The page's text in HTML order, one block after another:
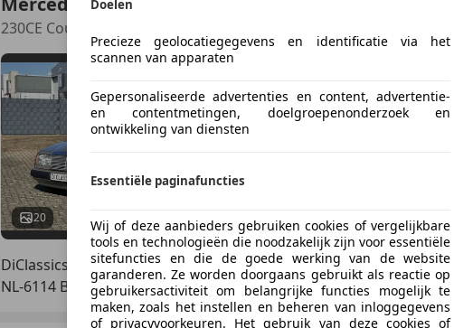
230CE Coupe W124 1988!!
20 01/1988 155.254 km
DiClassics
NL-6114 BZ SUSTEREN
Doelen
Precieze geolocatiegegevens en identificatie via het
scannen van apparaten
Gepersonaliseerde advertenties en content, advertentie-
en contentmetingen, doelgroepenonderzoek en
ontwikkeling van diensten
Essentiële paginafuncties
Wij of deze aanbieders gebruiken cookies of vergelijkbare
tools en technologieën die noodzakelijk zijn voor essentiële
sitefuncties en die de goede werking van de website
garanderen. Ze worden doorgaans gebruikt als reactie op
gebruikersactiviteit om belangrijke functies mogelijk te
maken, zoals het instellen en beheren van inloggegevens
of privacyvoorkeuren. Het gebruik van deze cookies of